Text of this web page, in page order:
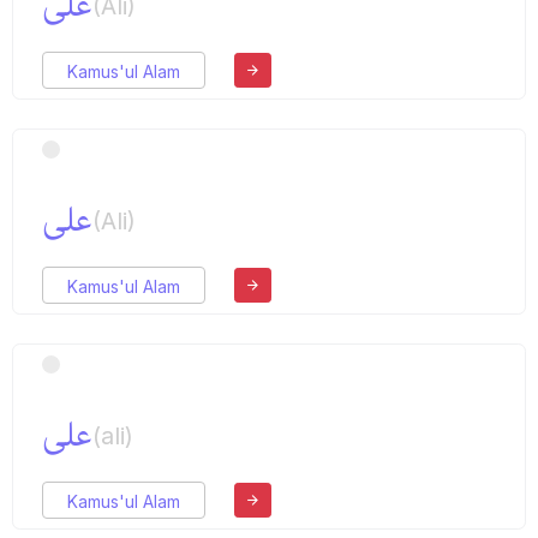
(Ali)
Kamus'ul Alam
علی(Ali)
Kamus'ul Alam
علی(ali)
Kamus'ul Alam